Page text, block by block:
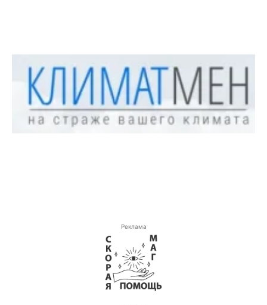
Реклама